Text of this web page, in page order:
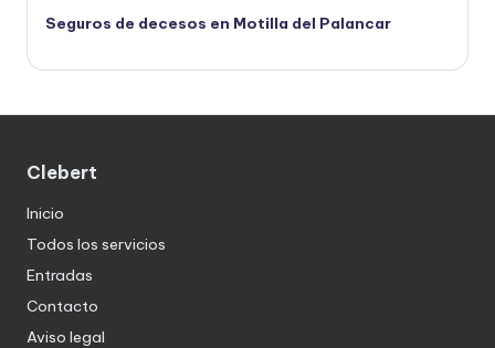
Seguros de decesos en Motilla del Palancar
Clebert
Inicio
Todos los servicios
Entradas
Contacto
Aviso legal